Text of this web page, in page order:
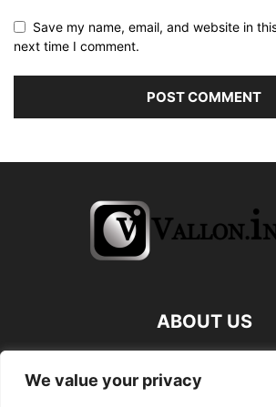
We value your privacy
Save my name, email, and website in
next time I comment.
ABOUT US
FOLLOW US